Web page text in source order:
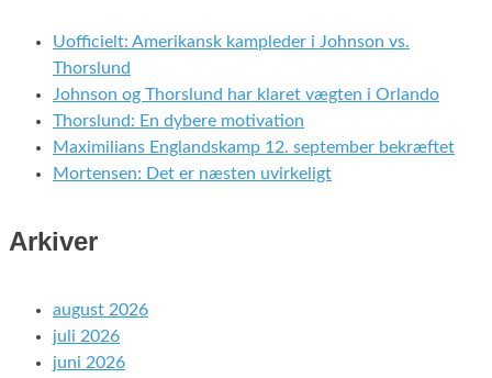
Uofficielt: Amerikansk kampleder i Johnson vs.
Thorslund
Johnson og Thorslund har klaret vægten i Orlando
Thorslund: En dybere motivation
Maximilians Englandskamp 12. september bekræftet
Mortensen: Det er næsten uvirkeligt
Arkiver
august 2026
juli 2026
juni 2026